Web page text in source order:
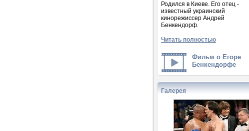
Родился в Киеве. Его отец -
известный украинский
кинорежиссер Андрей
Бенкендорф.
Читать полностью
Фильм о Егоре
Бенкендорфе
Галерея